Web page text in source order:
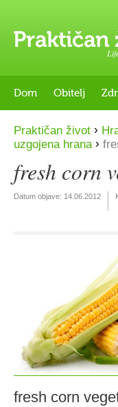
Dom Obitelj
Praktičan život ›
uzgojena hrana ›
fresh corn
Datum objave: 14.06.2012
fresh corn